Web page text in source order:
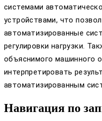
системами
устройствами, что
автоматизированные
регулировки нагрузки.
объяснимого машинного
интерпретировать
автоматизированным
Навигация по